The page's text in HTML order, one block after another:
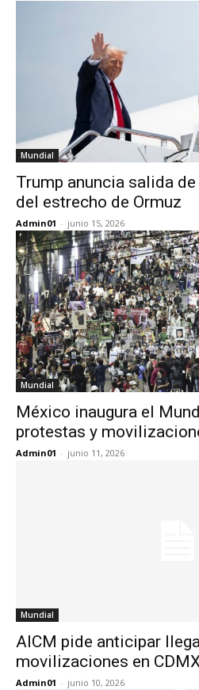
Mundial
Trump anuncia salida
del estrecho de Ormuz
Admin01 - junio 15, 2026
Mundial
México inaugura el
protestas y
Admin01 - junio 11, 2026
Mundial
AICM pide anticipar
movilizaciones en
Admin01 - junio 10, 2026